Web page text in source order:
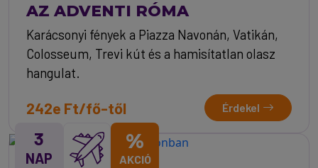
AZ ADVENTI RÓMA
Karácsonyi fények a Piazza Navonán, Vatikán,
Colosseum, Trevi kút és a hamisítatlan olasz
hangulat.
242e Ft/fő-től Érdekel
3
NAP
%
AKCIÓ